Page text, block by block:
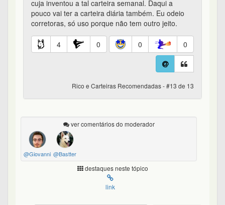
cuja inventou a tal carteira semanal. Daqui a
pouco vai ter a carteira diária também. Eu odeio
corretoras, só uso porque não tem outro jeito.
4 0 0 0
Rico e Carteiras Recomendadas - #13 de 13
ver comentários do moderador
@Giovanni @Bastter
destaques neste tópico
link